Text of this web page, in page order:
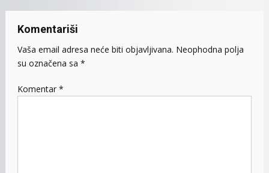
Komentariši
Vaša email adresa neće biti objavljivana. Neophodna polja
su označena sa *
Komentar *